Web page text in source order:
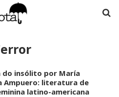
do insólito por María
Ampuero: literatura de
latino-americana